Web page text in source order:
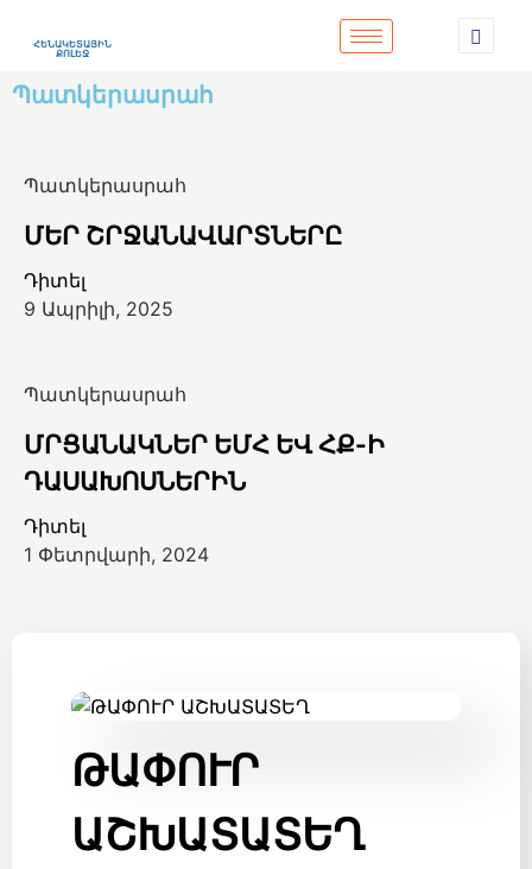
ՀԵՆԱԿԵՏԱՅԻՆ
ՔՈԼԵՋ
Պատկերասրահ
Պատկերասրահ
ՄԵՐ ՇՐՋԱՆԱՎԱՐՏՆԵՐԸ
Դիտել
9 Ապրիլի, 2025
Պատկերասրահ
ՄՐՑԱՆԱԿՆԵՐ ԵՄՀ ԵՎ ՀՔ-Ի
ԴԱՍԱԽՈՍՆԵՐԻՆ
Դիտել
1 Փետրվարի, 2024
ԹԱՓՈՒՐ
ԱՇԽԱՏԱՏԵՂ